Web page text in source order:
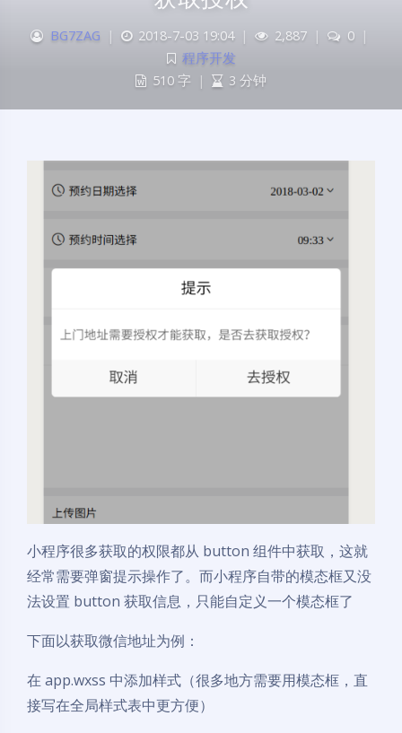
BG7ZAG | 2018-7-03 19:04 | 2,887 | 0 |
程序开发
510 字
| 3 分钟
小程序很多获取的权限都从 button 组件中获取，这就
经常需要弹窗提示操作了。而小程序自带的模态框又没
法设置 button 获取信息，只能自定义一个模态框了
下面以获取微信地址为例：
在 app.wxss 中添加样式（很多地方需要用模态框，直
接写在全局样式表中更方便）